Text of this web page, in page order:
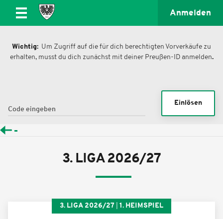
Anmelden
Wichtig: Um Zugriff auf die für dich berechtigten Vorverkäufe zu
erhalten, musst du dich zunächst mit deiner Preußen-ID anmelden.
Einlösen
3. LIGA 2026/27
3. LIGA 2026/27 1. HEIMSPIEL